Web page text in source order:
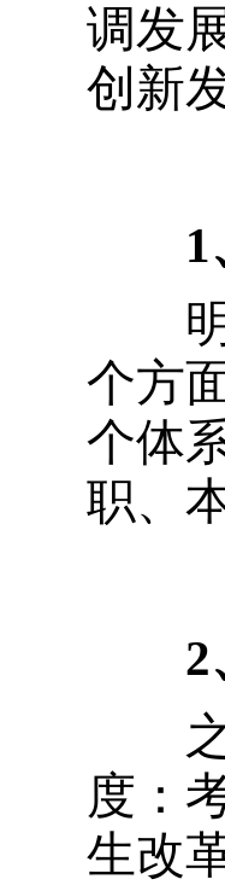
调发
创新
明
个方
个体
职、
2
之
度：
生改